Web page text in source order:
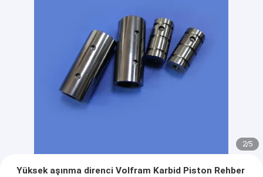
2/5
Yüksek aşınma direnci Volfram Karbid Piston Rehber